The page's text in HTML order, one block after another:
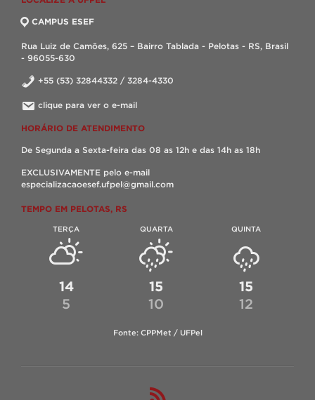
CAMPUS ESEF
Rua Luiz de Camões, 625 – Bairro Tablada - Pelotas - RS, Brasil
- 96055-630
+55 (53) 32844332 / 3284-4330
clique para ver o e-mail
HORÁRIO DE ATENDIMENTO
De Segunda a Sexta-feira das 08 as 12h e das 14h as 18h
EXCLUSIVAMENTE pelo e-mail
especializacaoesef.ufpel@gmail.com
TEMPO EM PELOTAS, RS
TERÇA
14
5
QUARTA
15
10
QUINTA
15
12
Fonte: CPPMet / UFPel